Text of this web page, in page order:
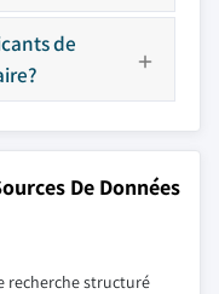
de
De Données
recherche structuré